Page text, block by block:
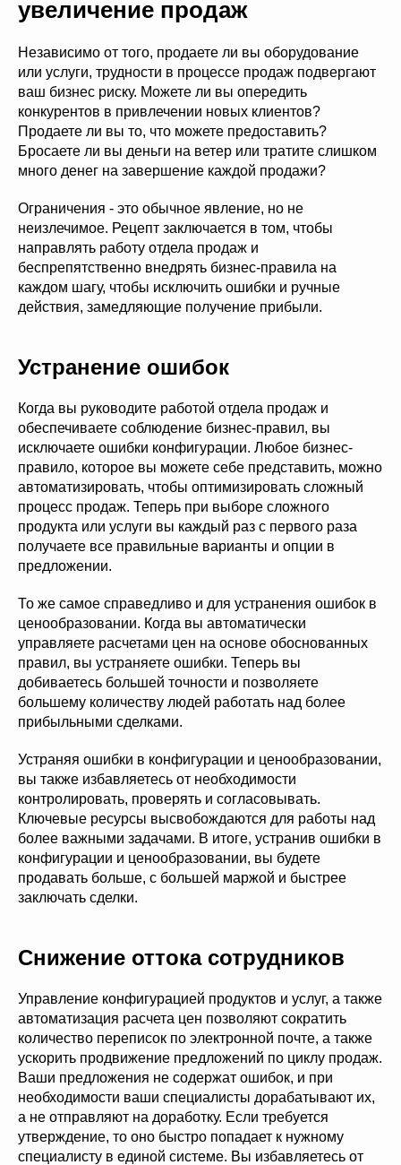
увеличение продаж
Независимо от того, продаете ли вы оборудование
или услуги, трудности в процессе продаж подвергают
ваш бизнес риску. Можете ли вы опередить
конкурентов в привлечении новых клиентов?
Продаете ли вы то, что можете предоставить?
Бросаете ли вы деньги на ветер или тратите слишком
много денег на завершение каждой продажи?
Ограничения - это обычное явление, но не
неизлечимое. Рецепт заключается в том, чтобы
направлять работу отдела продаж и
беспрепятственно внедрять бизнес-правила на
каждом шагу, чтобы исключить ошибки и ручные
действия, замедляющие получение прибыли.
Устранение ошибок
Когда вы руководите работой отдела продаж и
обеспечиваете соблюдение бизнес-правил, вы
исключаете ошибки конфигурации. Любое бизнес-
правило, которое вы можете себе представить, можно
автоматизировать, чтобы оптимизировать сложный
процесс продаж. Теперь при выборе сложного
продукта или услуги вы каждый раз с первого раза
получаете все правильные варианты и опции в
предложении.
То же самое справедливо и для устранения ошибок в
ценообразовании. Когда вы автоматически
управляете расчетами цен на основе обоснованных
правил, вы устраняете ошибки. Теперь вы
добиваетесь большей точности и позволяете
большему количеству людей работать над более
прибыльными сделками.
Устраняя ошибки в конфигурации и ценообразовании,
вы также избавляетесь от необходимости
контролировать, проверять и согласовывать.
Ключевые ресурсы высвобождаются для работы над
более важными задачами. В итоге, устранив ошибки в
конфигурации и ценообразовании, вы будете
продавать больше, с большей маржой и быстрее
заключать сделки.
Снижение оттока сотрудников
Управление конфигурацией продуктов и услуг, а также
автоматизация расчета цен позволяют сократить
количество переписок по электронной почте, а также
ускорить продвижение предложений по циклу продаж.
Ваши предложения не содержат ошибок, и при
необходимости ваши специалисты дорабатывают их,
а не отправляют на доработку. Если требуется
утверждение, то оно быстро попадает к нужному
специалисту в единой системе. Вы избавляетесь от